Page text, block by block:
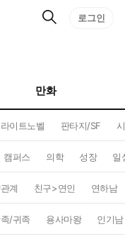
검
로그인
만화
라이트노벨 판타지/SF
캠퍼스 의학 성장 일
계 친구>연인 연하남
/귀족 용사마왕 인기남